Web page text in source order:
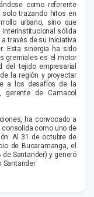
como referente
trazando hitos en
urbano, sino que
sólida
través de su iniciativa
Esta sinergia ha sido
gremiales es el motor
del tejido empresarial
la región y proyectar
a los desafíos de la
gerente de Camacol
ha convocado a
como uno de
Al 31 de octubre de
de Bucaramanga, el
Santander) y generó
Santander